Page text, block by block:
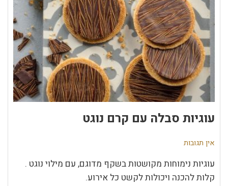
עוגיות סבלה עם קרם נוגט
אין תגובות
עוגיות נימוחות מקושטות בשקף מדוגם, עם מילוי נוגט .
קלות להכנה ויכולות לקשט כל אירוע.